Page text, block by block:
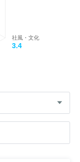
社風・文化
3.4